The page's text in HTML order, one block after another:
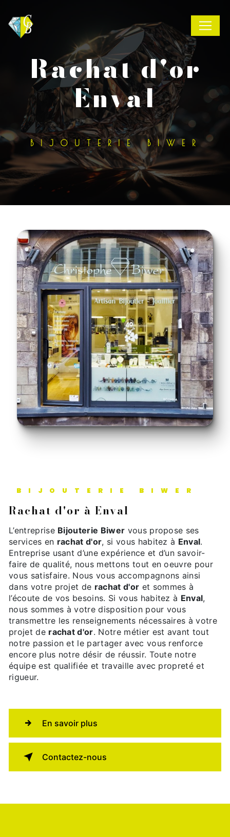
rachat d'or
Enval
BIJOUTERIE BIWER
BIJOUTERIE BIWER
rachat d'or à Enval
L’entreprise Bijouterie Biwer vous propose ses
services en rachat d'or, si vous habitez à Enval.
Entreprise usant d’une expérience et d’un savoir-
faire de qualité, nous mettons tout en oeuvre pour
vous satisfaire. Nous vous accompagnons ainsi
dans votre projet de rachat d'or et sommes à
l’écoute de vos besoins. Si vous habitez à Enval,
nous sommes à votre disposition pour vous
transmettre les renseignements nécessaires à votre
projet de rachat d'or. Notre métier est avant tout
notre passion et le partager avec vous renforce
encore plus notre désir de réussir. Toute notre
équipe est qualifiée et travaille avec propreté et
rigueur.
En savoir plus
Contactez-nous